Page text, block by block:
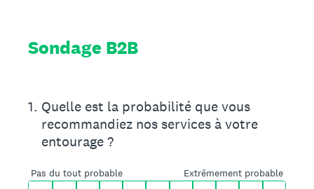
Sondage B2B
1. Sur une échelle de 0 à 10,
Quelle est la probabilité que vous
recommandiez nos services à votre
entourage ?
Pas du tout probable Extrêmement probable